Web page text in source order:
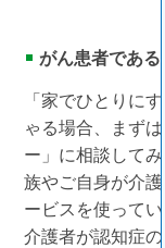
がん患者である
「家でひとりに
ゃる場合、まず
ー」に相談して
族やご自身が介
ービスを使って
介護者が認知症